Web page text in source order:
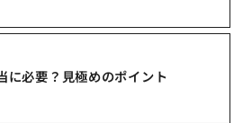
に必要？見極めのポイント